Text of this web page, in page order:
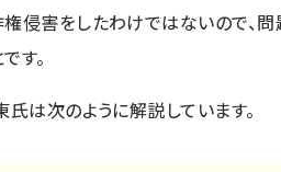
侵害をしたわけではないので、問
す。
氏は次のように解説しています。